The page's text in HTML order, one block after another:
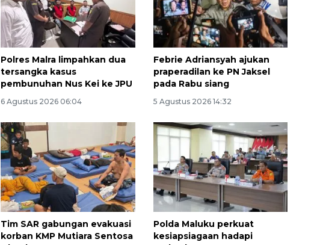
Polres Malra limpahkan dua
tersangka kasus
pembunuhan Nus Kei ke JPU
6 Agustus 2026 06:04
Febrie Adriansyah ajukan
praperadilan ke PN Jaksel
pada Rabu siang
5 Agustus 2026 14:32
Tim SAR gabungan evakuasi
korban KMP Mutiara Sentosa
Polda Maluku perkuat
kesiapsiagaan hadapi